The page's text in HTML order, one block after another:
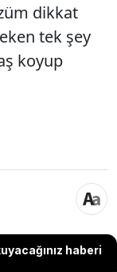
dikkat
tek şey
koyup
haberi